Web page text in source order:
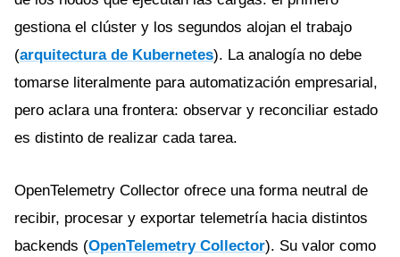
gestiona el clúster y los segundos alojan el trabajo
(arquitectura de Kubernetes). La analogía no debe
tomarse literalmente para automatización empresarial,
pero aclara una frontera: observar y reconciliar estado
es distinto de realizar cada tarea.
OpenTelemetry Collector ofrece una forma neutral de
recibir, procesar y exportar telemetría hacia distintos
backends (OpenTelemetry Collector). Su valor como